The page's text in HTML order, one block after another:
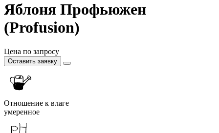
Яблоня Профьюжен
(Profusion)
Цена по запросу
Оставить заявку
Отношение к влаге
умеренное